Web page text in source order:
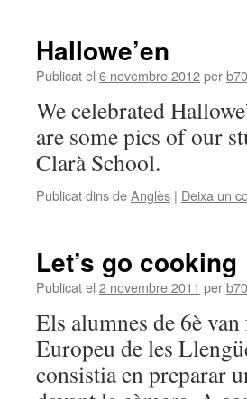
Hallowe’en
Publicat el 6 novembre 2012per
We celebrated
are some pics of our
Clarà School.
Publicat dins deAnglès | Deixa un
Let’s go cooking
Publicat el 2 novembre 2011 per
Els alumnes de 6è
Europeu de les
consistia en preparar